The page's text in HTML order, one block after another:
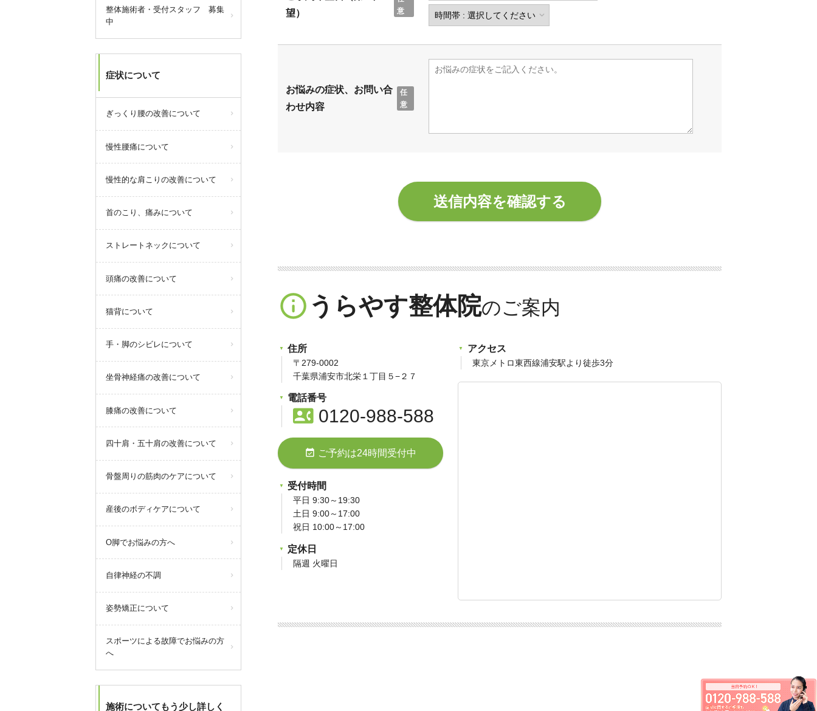
望）
お悩みの症状、お問い合
わせ内容
info_outline うらやす整体院
住所
〒279-0002
千葉県浦安市北栄１丁目５−２７
電話番号
contact_phone0120-988-588
event_available ご予約は24時間受付中
受付時間
平日 9:30～19:30
土日 9:00～17:00
祝日 10:00～17:00
定休日
隔週 火曜日
アクセス
東京メトロ東西線浦安駅より徒歩3分
上記日程でお休みをいただきま
す。
8/11(火・祝)は10～17:00までの短
けでなく、ピラティスやパーソナ
に、随時プロのトレーナーによる
体験会も実施しております。
お気軽にぜひご参加ください！
ピラティストレーナー増員のた
め、体験レッスンを受けていただ
ける日時が増えました！
【定期体験会日程】各日先着2名
※当日予約は出来ないため、前日
までにご連絡ください。
詳しくは以下をご覧ください。
詳しくはこちらから
query_builder2026年3月18日
今月より浦安市発行の「
浦安市物
整体施術者・受付スタッフ 募集
中
症状について
ぎっくり腰の改善について
慢性腰痛について
慢性的な肩こりの改善について
首のこり、痛みについて
ストレートネックについて
頭痛の改善について
猫背について
手・脚のシビレについて
坐骨神経痛の改善について
膝痛の改善について
四十肩・五十肩の改善について
骨盤周りの筋肉のケアについて
産後のボディケアについて
O脚でお悩みの方へ
自律神経の不調
姿勢矯正について
スポーツによる故障でお悩みの方
へ
施術についてもう少し詳しく